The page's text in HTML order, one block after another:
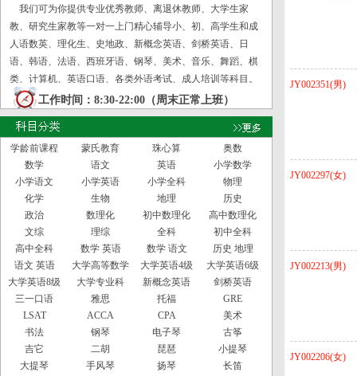
我们可为你提供专业优秀教师、离退休教师、大学生家
教、研究生家教等一对一上门精心辅导小、初、高学生和成
人语数英、理化生、史地政、新概念英语、剑桥英语、日
语、韩语、法语、西班牙语、钢琴、美术、音乐、舞蹈、棋
类、计算机、英语口语、各类外语考试、成人培训等科目。
工作时间：8:30-22:00（周末正常上班）
学龄前课程 蒙氏教育 珠心算
奥数
数学
语文 英语
小学数学
小学语文
小学英语 小学全科
物理
化学
生物 地理
历史
政治
数理化 初中数理化
高中数理化
文综
理综 全科
初中全科
高中全科
数学 英语 数学 语文
历史 地理
语文 英语
大学高等数学 大学英语4级
大学英语6级
大学英语8级
大学专业科 新概念英语
剑桥英语
三一口语
雅思 托福
GRE
LSAT
ACCA CPA
美术
书法
钢琴 电子琴
古筝
吉它
二胡 琵琶
小提琴
大提琴
手风琴 扬琴 长笛
JY002351(男)
JY002297(女)
JY002213(男)
JY002206(女)